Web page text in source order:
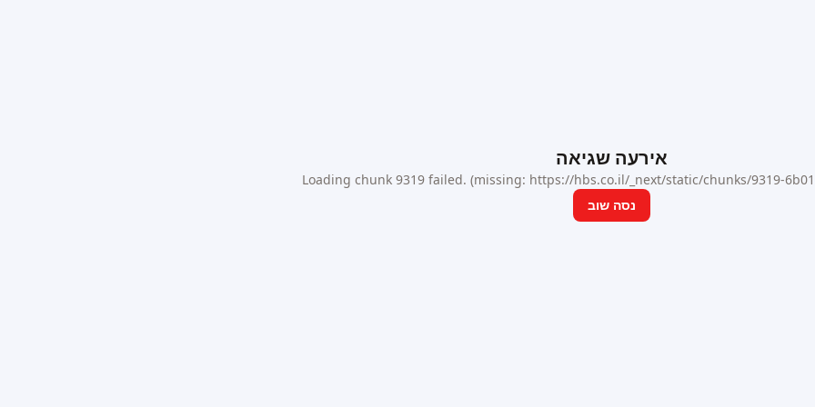
אירעה שגיאה
Loading chunk 9319 failed. (missing: https://hbs.co.il/_next/static/chunks/9319-
נסה שוב